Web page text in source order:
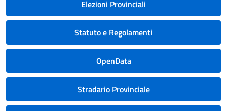
Elezioni Provinciali
Statuto e Regolamenti
OpenData
Stradario Provinciale